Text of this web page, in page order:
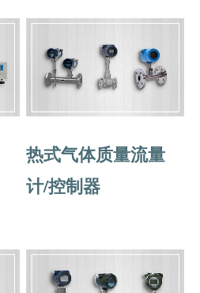
热式气体质量流量
计/控制器